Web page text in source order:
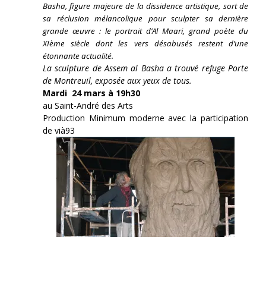
Basha, figure majeure de la dissidence artistique, sort de
sa réclusion mélancolique pour sculpter sa dernière
grande œuvre : le portrait d’Al Maari, grand poète du
XIème siècle dont les vers désabusés restent d’une
étonnante actualité.
La sculpture de Assem al Basha a trouvé refuge Porte
de Montreuil, exposée aux yeux de tous.
Mardi 24 mars à 19h30
au Saint-André des Arts
Production Minimum moderne avec la participation
de vià93